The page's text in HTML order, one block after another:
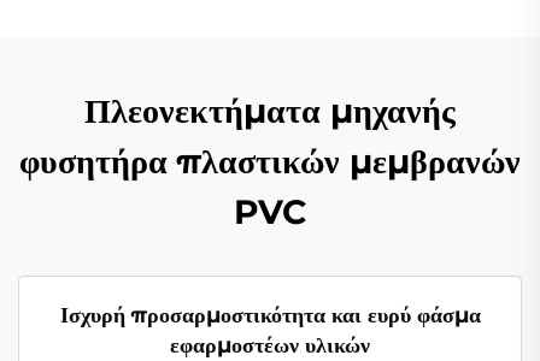
Πλεονεκτήματα μηχανής
φυσητήρα πλαστικών μεμβρανών
PVC
Ισχυρή προσαρμοστικότητα και ευρύ φάσμα
εφαρμοστέων υλικών